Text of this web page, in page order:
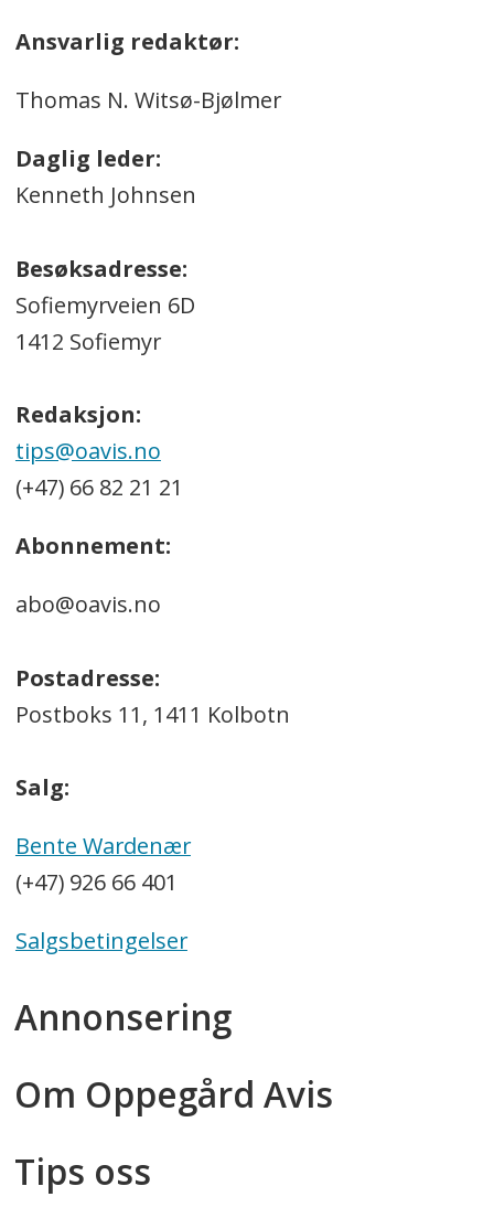
Ansvarlig redaktør:
Thomas N. Witsø-Bjølmer
Daglig leder:
Kenneth Johnsen
Besøksadresse:
Sofiemyrveien 6D
1412 Sofiemyr
Redaksjon:
tips@oavis.no
(+47) 66 82 21 21
Abonnement:
abo@oavis.no
Postadresse:
Postboks 11, 1411 Kolbotn
Salg:
Bente Wardenær
(+47) 926 66 401
Salgsbetingelser
Annonsering
Om Oppegård Avis
Tips oss